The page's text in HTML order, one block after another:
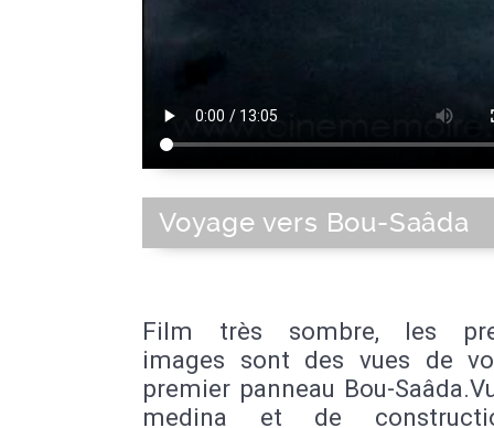
Voyage vers Bou-Saâda
Film très sombre, les
images sont des vues de
premier panneau Bou-
medina et de